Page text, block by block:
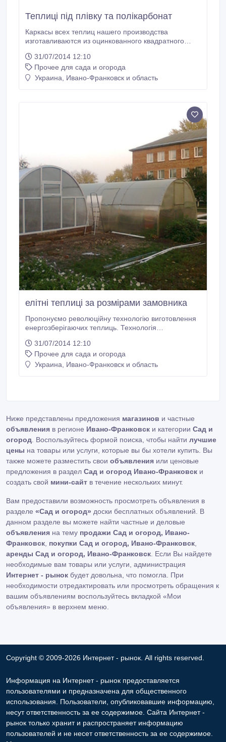
Теплиці під плівку та полікарбонат
Каркасы всех теплиц нашего производства
изготавливаются из оцинкованного квадратного
теплицы имеет следующие размеры: ширина – 3м,
высота – 2, 1м, длина – 6м. Теплица комплектуется
одной дверью и одной форточкой. По желанию
31/07/2014 12:10
Прочее для сада и огорода
Украина, Ивано-Франковск и область
елітні теплиці за розмірами замовника
Пропонуємо революційну технологію виготовлення
енергозберігаючих теплиць. Технологія
теплоізоляцією, світлопроникністю, захистом від УФ-
променів, удароміцністю, вогнестійкістю. Споруди
виготовлюються під потреби і вимоги замовника: від
31/07/2014 12:10
Прочее для сада и огорода
Украина, Ивано-Франковск и область
Ниже представлены предложения магазинов и частные
объявления в регионе Ивано-Франковск и категории Сад и
огород. Воспользуйтесь формой поиска, чтобы найти лучшие
цены на товары или услуги, которые вы бы хотели купить. Вы
также можете разместить свои объявления или ценовые
предложения в раздел Сад и огород Ивано-Франковск и
создать свой мини-сайт в течение нескольких минут.
Вам предоставили возможность просмотреть объявления в
разделе «Сад и огород» доски бесплатных объявлений. В
данном разделе вы можете найти частные и деловые
объявления на тему продажи Сад и огород, Ивано-
Франковск, покупки Сад и огород, Ивано-Франковск,
аренды Сад и огород, Ивано-Франковск. Если Вы найдете
необходимые вам товары или услуги, администрация
Интернет - рынок будет довольна, что помогла. При
необходимости отредактировать или просмотреть обращения к
вашим объявлениям воспользуйтесь вкладкой «Мои
объявления» в верхнем меню.
Copyright © 2009-2026 Интернет - рынок. All rights reserved.
Информация на Интернет - рынок предоставляется
пользователями и предназначена для общественного
использования. Пользователи, опубликовавшие информацию,
несут ответственность за ее содержимое. Сайта Интернет -
рынок только хранит и распространяет информацию
пользователей и не несет ответственность за ее содержимое.